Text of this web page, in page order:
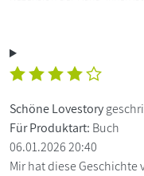
Schöne Lovestory
Für Produktart: Buch
06.01.2026 20:40
Mir hat diese Geschichte